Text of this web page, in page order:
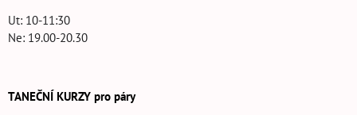
Ut: 10-11:30
Ne: 19.00-20.30
TANEČNÍ KURZY pro páry